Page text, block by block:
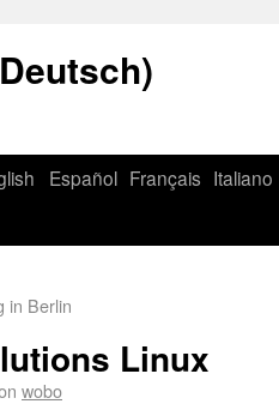
Español Français Italiano
in Berlin
Linux
wobo